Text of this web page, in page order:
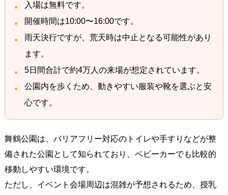
入場は無料です。
開催時間は10:00〜16:00です。
雨天決行ですが、荒天時は中止となる可能性があり
ます。
5日間合計で約4万人の来場が想定されています。
公園内を歩くため、動きやすい服装や靴を選ぶと安
心です。
舞鶴公園は、バリアフリー対応のトイレや手すりなどが整
備された公園として知られており、ベビーカーでも比較的
移動しやすい環境です。
ただし、イベント会場周辺は混雑が予想されるため、授乳